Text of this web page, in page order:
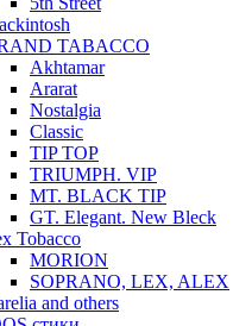
TABACCO
Akhtamar
Ararat
Nostalgia
Classic
TIP TOP
TRIUMPH. VIP
MT. BLACK TIP
GT. Elegant. New Bleck
Tobacco
MORION
SOPRANO, LEX, ALEX
and others